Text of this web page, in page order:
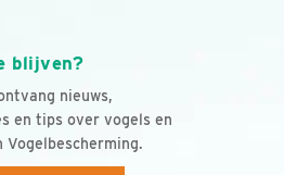
blijven?
nieuws,
en tips over vogels en